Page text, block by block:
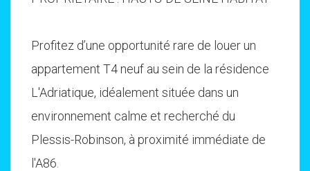
Profitez d’une opportunité rare de louer un
appartement T4 neuf au sein de la résidence
L'Adriatique, idéalement située dans un
environnement calme et recherché du
Plessis-Robinson, à proximité immédiate de
l'A86.